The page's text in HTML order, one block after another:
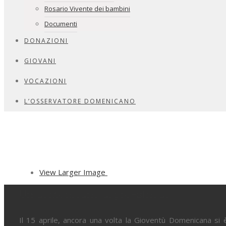
Rosario Vivente dei bambini
Documenti
DONAZIONI
GIOVANI
VOCAZIONI
L’OSSERVATORE DOMENICANO
View Larger Image
Il 15 aprile, ancora una volta la Gioventù Domenicana